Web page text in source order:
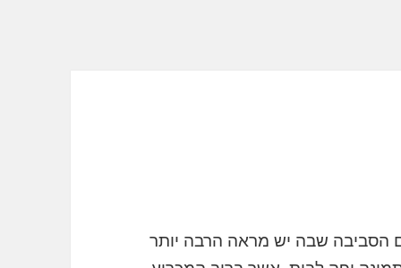
הסביבה שבה יש מראה הרבה יותר